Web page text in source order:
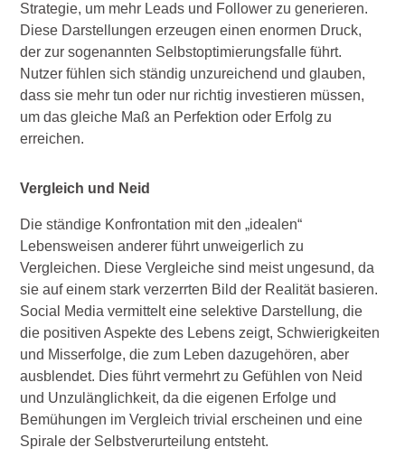
Strategie, um mehr Leads und Follower zu generieren.
Diese Darstellungen erzeugen einen enormen Druck,
der zur sogenannten Selbstoptimierungsfalle führt.
Nutzer fühlen sich ständig unzureichend und glauben,
dass sie mehr tun oder nur richtig investieren müssen,
um das gleiche Maß an Perfektion oder Erfolg zu
erreichen.
Vergleich und Neid
Die ständige Konfrontation mit den „idealen“
Lebensweisen anderer führt unweigerlich zu
Vergleichen. Diese Vergleiche sind meist ungesund, da
sie auf einem stark verzerrten Bild der Realität basieren.
Social Media vermittelt eine selektive Darstellung, die
die positiven Aspekte des Lebens zeigt, Schwierigkeiten
und Misserfolge, die zum Leben dazugehören, aber
ausblendet. Dies führt vermehrt zu Gefühlen von Neid
und Unzulänglichkeit, da die eigenen Erfolge und
Bemühungen im Vergleich trivial erscheinen und eine
Spirale der Selbstverurteilung entsteht.